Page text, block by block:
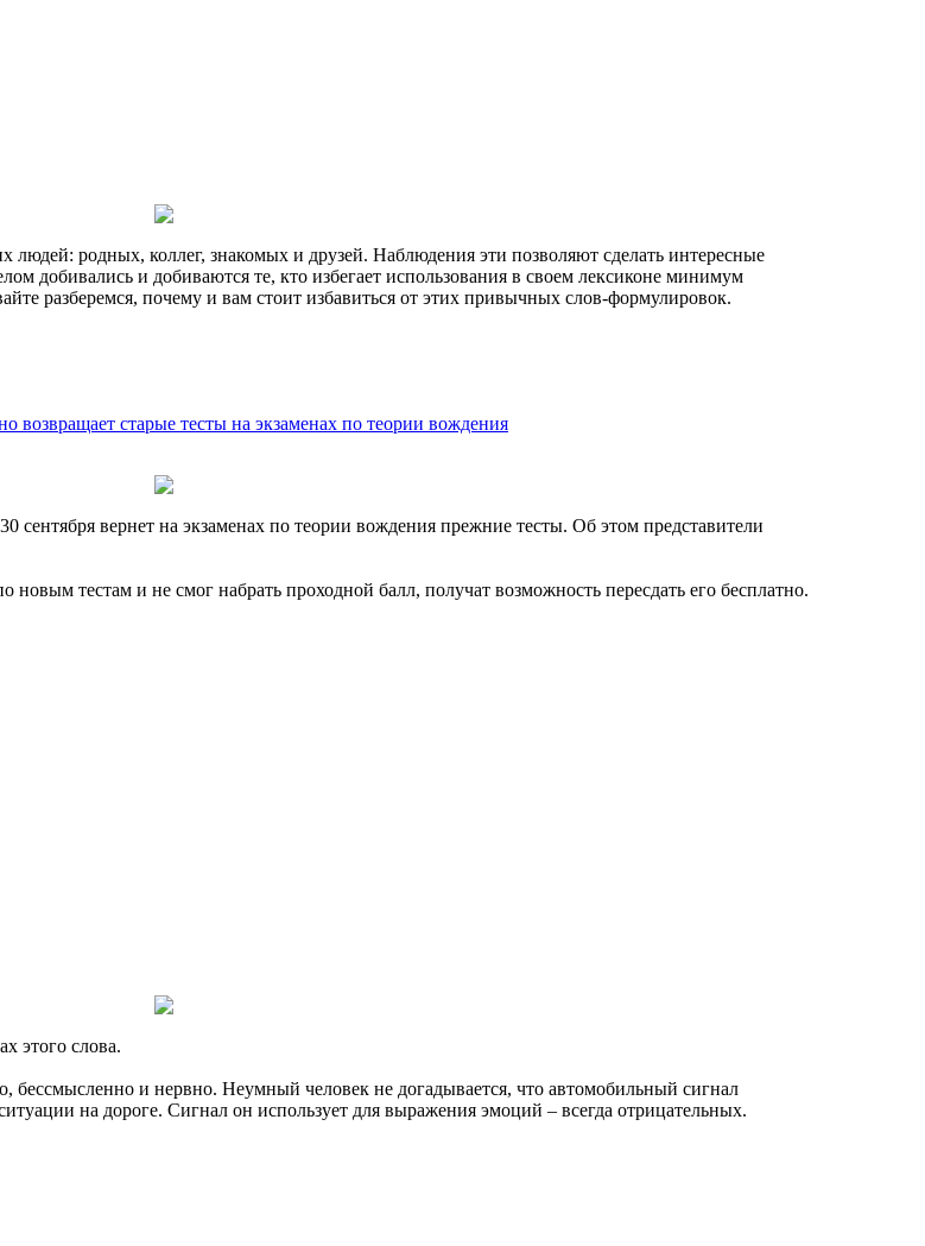
родных, коллег, знакомых и друзей. Наблюдения эти позволяют сделать интересные
добивались и добиваются те, кто избегает использования в своем лексиконе минимум
разберемся, почему и вам стоит избавиться от этих привычных слов-формулировок.
возвращает старые тесты на экзаменах по теории вождения
сентября вернет на экзаменах по теории вождения прежние тесты. Об этом представители
тестам и не смог набрать проходной балл, получат возможность пересдать его бесплатно.
этого слова.
и нервно. Неумный человек не догадывается, что автомобильный сигнал
на дороге. Сигнал он использует для выражения эмоций – всегда отрицательных.